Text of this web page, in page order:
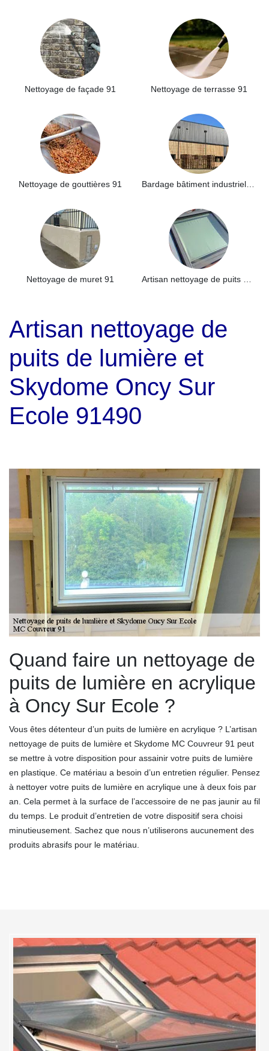
Nettoyage de façade 91 Nettoyage de terrasse 91
Nettoyage de gouttières 91
Nettoyage de muret 91
Artisan nettoyage de
puits de lumière et
Skydome Oncy Sur
Ecole 91490
Quand faire un nettoyage de
puits de lumière en acrylique
à Oncy Sur Ecole ?
Vous êtes détenteur d’un puits de lumière en acrylique ? L’artisan
nettoyage de puits de lumière et Skydome MC Couvreur 91 peut
se mettre à votre disposition pour assainir votre puits de lumière
en plastique. Ce matériau a besoin d’un entretien régulier. Pensez
à nettoyer votre puits de lumière en acrylique une à deux fois par
an. Cela permet à la surface de l’accessoire de ne pas jaunir au fil
du temps. Le produit d’entretien de votre dispositif sera choisi
minutieusement. Sachez que nous n’utiliserons aucunement des
produits abrasifs pour le matériau.